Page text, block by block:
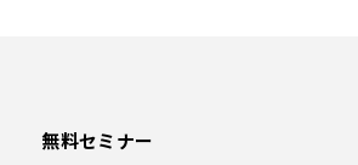
無料セミナー